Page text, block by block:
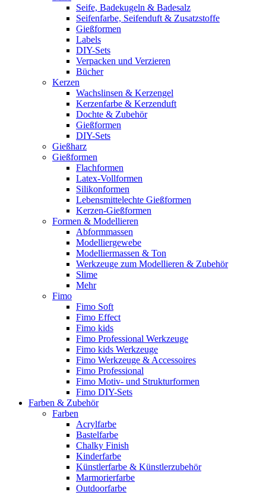
Seife, Badekugeln & Badesalz
Seifenfarbe, Seifenduft & Zusatzstoffe
Gießformen
Labels
DIY-Sets
Verpacken und Verzieren
Bücher
Kerzen
Wachslinsen & Kerzengel
Kerzenfarbe & Kerzenduft
Dochte & Zubehör
Gießformen
DIY-Sets
Gießharz
Gießformen
Flachformen
Latex-Vollformen
Silikonformen
Lebensmittelechte Gießformen
Kerzen-Gießformen
Formen & Modellieren
Abformmassen
Modelliergewebe
Modelliermassen & Ton
Werkzeuge zum Modellieren & Zubehör
Slime
Mehr
Fimo
Fimo Soft
Fimo Effect
Fimo kids
Fimo Professional Werkzeuge
Fimo kids Werkzeuge
Fimo Werkzeuge & Accessoires
Fimo Professional
Fimo Motiv- und Strukturformen
Fimo DIY-Sets
Farben & Zubehör
Farben
Acrylfarbe
Bastelfarbe
Chalky Finish
Kinderfarbe
Künstlerfarbe & Künstlerzubehör
Marmorierfarbe
Outdoorfarbe